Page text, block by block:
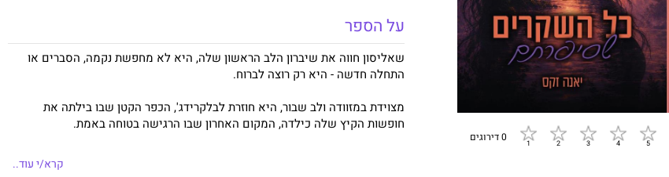
0 דירוגים
על הספר
שאליסון חווה את שיברון הלב הראשון שלה, היא לא מחפשת נקמה, הסברים או
התחלה חדשה - היא רק רוצה לברוח.
מצוידת במזוודה ולב שבור, היא חוזרת לבלקרידג', הכפר הקטן שבו בילתה את
חופשות הקיץ שלה כילדה, המקום האחרון שבו הרגישה בטוחה באמת.
היא מצפה למצוא שם שקט, נחמה וזיכרונות מתוקים מהעבר, אבל מהר מאוד מגלה
קרא/י עוד..